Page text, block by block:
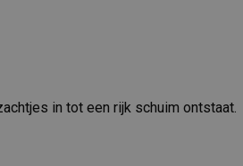
in tot een rijk schuim ontstaat.